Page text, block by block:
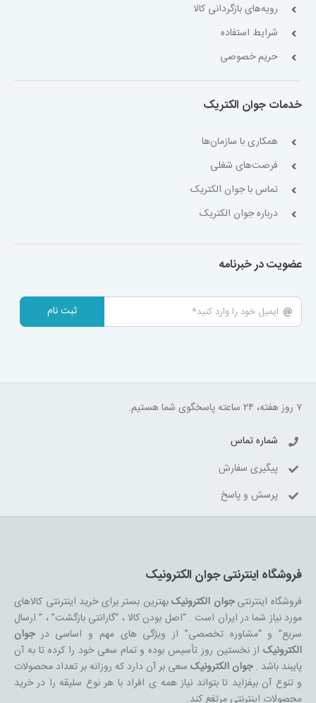
رویه‌های بازگردانی کالا
شرایط استفاده
حریم خصوصی
خدمات جوان الکتریک
همکاری با سازمان‌ها
فرصت‌های شغلی
تماس با جوان الکتریک
درباره جوان الکتریک
عضویت در خبرنامه
ثبت نام
۷ روز هفته، ۲۴ ساعته پاسخگوی شما هستیم.
شماره تماس
پیگیری سفارش
پرسش و پاسخ
فروشگاه اینترنتی جوان الکترونیک
فروشگاه اینترنتیجوان الکترونیکبهترین بستر برای خرید اینترنتی کالاهای
مورد نیاز شما در ایران است . “اصل بودن کالا ، “گارانتی بازگشت” ، ” ارسال
سریع” و “مشاوره تخصصی” از ویژگی های مهم و اساسی درجوان
الکترونیکاز نخستین روز تأسیس بوده و تمام سعی خود را کرده تا به آن
پایبند باشد .جوان الکترونیکسعی بر آن دارد که روزانه بر تعداد محصولات
و تنوع آن بیفزاید تا بتواند نیاز همه ی افراد با هر نوع سلیقه را در خرید
محصولات اینترنتی مرتفع کند.